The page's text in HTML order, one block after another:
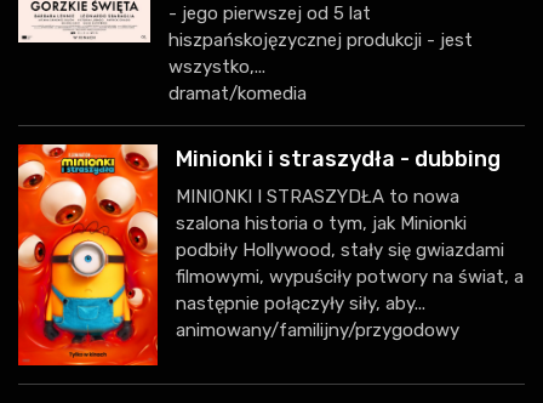
- jego pierwszej od 5 lat
hiszpańskojęzycznej produkcji - jest
wszystko,...
dramat/komedia
Minionki i straszydła - dubbing
MINIONKI I STRASZYDŁA to nowa
szalona historia o tym, jak Minionki
podbiły Hollywood, stały się gwiazdami
filmowymi, wypuściły potwory na świat, a
następnie połączyły siły, aby...
animowany/familijny/przygodowy